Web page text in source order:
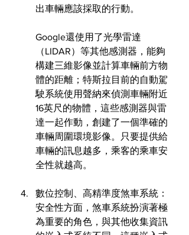
出車輛應該採取的行動。
Google還使用了光學雷達
（LIDAR）等其他感測器，能夠
構建三維影像並計算車輛前方物
體的距離；特斯拉目前的自動駕
駛系統使用聲納來偵測車輛附近
16英尺的物體，這些感測器與雷
達一起作動，創建了一個準確的
車輛周圍環境影像。只要提供給
車輛的訊息越多，乘客的乘車安
全性就越高。
數位控制、高精準度煞車系統：
安全性方面，煞車系統扮演著極
為重要的角色，與其他收集資訊